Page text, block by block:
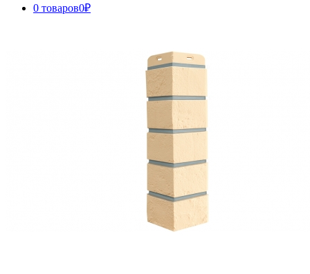
0 товаров0₽